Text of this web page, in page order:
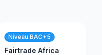
Niveau BAC+5
Fairtrade Africa